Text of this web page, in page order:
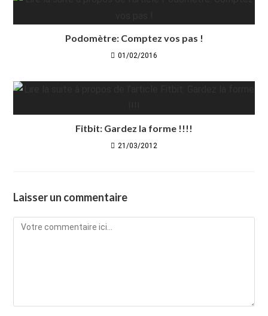
Podomètre: Comptez vos pas !
01/02/2016
Fitbit: Gardez la forme !!!!
21/03/2012
Laisser un commentaire
Comment